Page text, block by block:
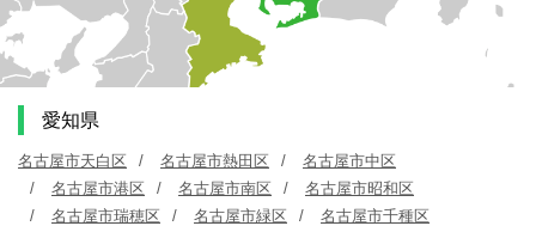
愛知県
名古屋市天白区 名古屋市熱田区
名古屋市中区
名古屋市港区
名古屋市南区
名古屋市昭和区
名古屋市瑞穂区
名古屋市緑区
名古屋市千種区